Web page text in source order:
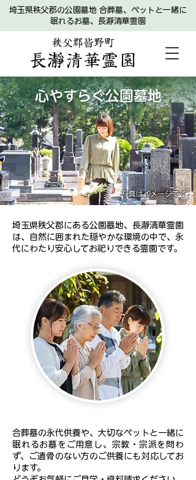
埼玉県秩父郡の公園墓地 合葬墓、ペットと一緒に
眠れるお墓、長瀞清華霊園
​秩父郡皆野町
長瀞清華霊園
写真はイメージです
心やすらぐ公園墓地
埼玉県秩父郡にある公園墓地、長瀞清華霊園
は、自然に囲まれた穏やかな環境の中で、永
代にわたり安心してお祀りできる霊園です。
合葬墓の永代供養や、大切なペットと一緒に
眠れるお墓をご用意し、宗教・宗派を問わ
ず、ご遺骨のない方のご供養にも対応してお
ります。